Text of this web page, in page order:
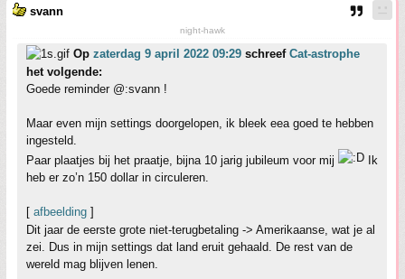
svann
night-hawk
Op zaterdag 9 april 2022 09:29 schreef Cat-astrophe
het volgende:
Goede reminder @:svann !
Maar even mijn settings doorgelopen, ik bleek eea goed te hebben
ingesteld.
Paar plaatjes bij het praatje, bijna 10 jarig jubileum voor mij
Ik
heb er zo’n 150 dollar in circuleren.
[ afbeelding ]
Dit jaar de eerste grote niet-terugbetaling -> Amerikaanse, wat je al
zei. Dus in mijn settings dat land eruit gehaald. De rest van de
wereld mag blijven lenen.